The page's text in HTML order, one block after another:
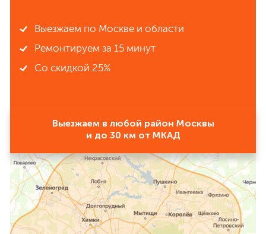
Выезжаем по Москве и области
Ремонтируем за 15 минут
Со скидкой 25%
Выезжаем в любой район Москвы
и до 30 км от МКАД